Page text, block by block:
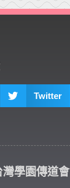
Twitter
學園傳道會